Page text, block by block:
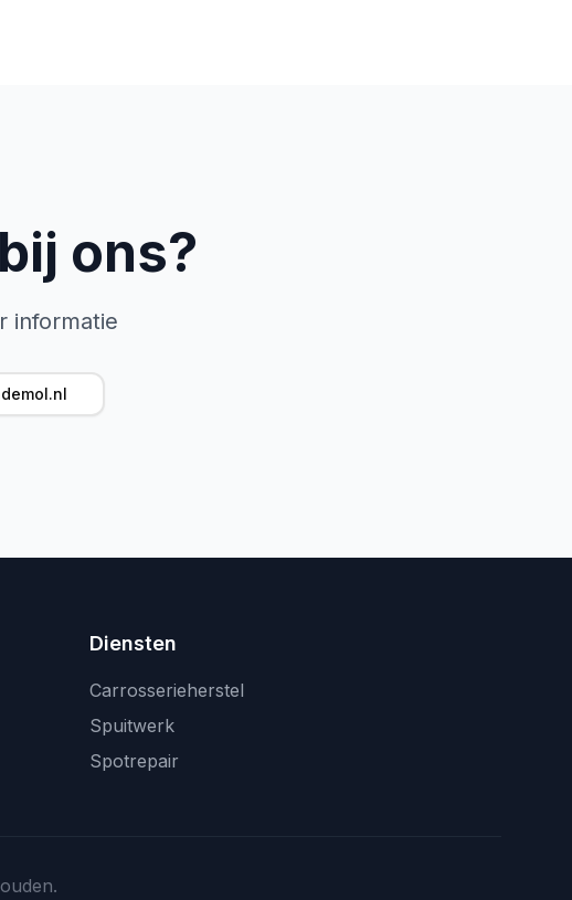
ons?
informatie
Diensten
Carrosserieherstel
Spuitwerk
Spotrepair